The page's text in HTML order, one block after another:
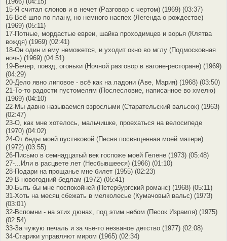
15-Я считал слонов и в нечет (Разговор с чертом) (1969) (03:37)
16-Всё шло по плану, но немного наспех (Легенда о рождестве)
(1969) (05:11)
17-Потные, мордастые евреи, шайка проходимцев и ворья (Клятва
вождя) (1969) (02:41)
18-Он один и ему неможется, и уходит окно во мглу (Подмосковная
ночь) (1969) (04:51)
19-Вечер, поезд, огоньки (Ночной разговор в вагоне-ресторане) (1969)
(04:29)
20-Дело явно липовое - всё как на ладони (Аве, Мария) (1968) (03:50)
21-То-то радости пустомелям (Послесловие, написанное во хмелю)
(1969) (04:10)
22-Мы давно называемся взрослыми (Старательский вальсок) (1963)
(02:47)
23-О, как мне хотелось, мальчишке, проехаться на велосипеде
(1970) (04:02)
24-От беды моей пустяковой (Песня посвященная моей матери)
(1972) (03:55)
26-Письмо в семнадцатый век госпоже моей Гелене (1973) (05:48)
27-...Или в расцвете лет (Несбывшееся) (1966) (01:10)
28-Подари на прощанье мне билет (1955) (02:23)
29-В новогодний бедлам (1972) (05:41)
30-Быть бы мне поспокойней (Петербургский романс) (1968) (05:11)
31-Хоть на месяц сбежать в мелколесье (Кумачовый вальс) (1973)
(03:01)
32-Вспомни - на этих дюнах, под этим небом (Песок Израиля) (1975)
(02:54)
33-За чужую печаль и за чье-то незваное детство (1977) (02:08)
34-Старики управляют миром (1965) (02:34)